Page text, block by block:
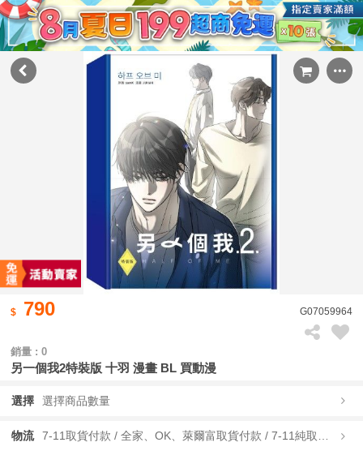
790 G07059964
銷量 : 0
另一個我2特裝版 十羽 漫畫 BL 買動漫
選擇 選擇商品數量
物流